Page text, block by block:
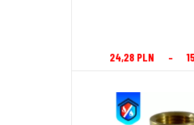
24,28 PLN –